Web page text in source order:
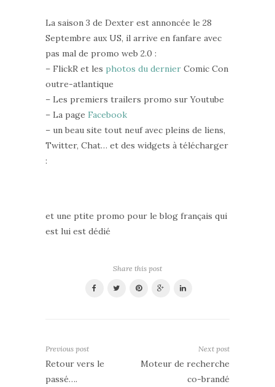
La saison 3 de Dexter est annoncée le 28
Septembre aux US, il arrive en fanfare avec
pas mal de promo web 2.0 :
– FlickR et les photos du dernier Comic Con
outre-atlantique
– Les premiers trailers promo sur Youtube
– La page Facebook
– un beau site tout neuf avec pleins de liens,
Twitter, Chat… et des widgets à télécharger
:
et une ptite promo pour le blog français qui
est lui est dédié
Share this post
Previous post
Retour vers le
passé….
Next post
Moteur de recherche
co-brandé